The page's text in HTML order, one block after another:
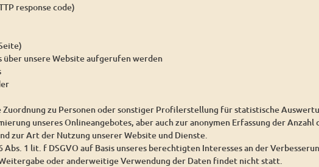
response code)
über unsere Website aufgerufen werden
zu Personen oder sonstiger Profilerstellung für statistische
unseres Onlineangebotes, aber auch zur anonymen Erfassung der Anzahl
zur Art der Nutzung unserer Website und Dienste.
1 lit. f DSGVO auf Basis unseres berechtigten Interesses an der
oder anderweitige Verwendung der Daten findet nicht statt.